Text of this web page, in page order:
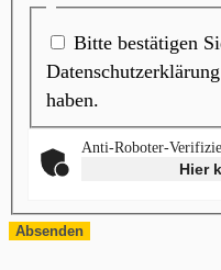
Bitte bestätigen
haben.
Anti-Roboter-
Hier
Absenden